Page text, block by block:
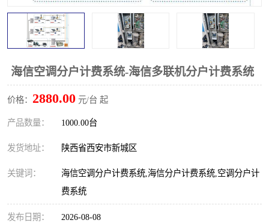
海信空调分户计费系统-海信多联机分户计费系统
价格： 2880.00 元/台 起
产品数量： 1000.00台
发货地址： 陕西省西安市新城区
关键词：
海信空调分户计费系统,海信分户计费系统,空调分户计
费系统
发布日期： 2026-08-08